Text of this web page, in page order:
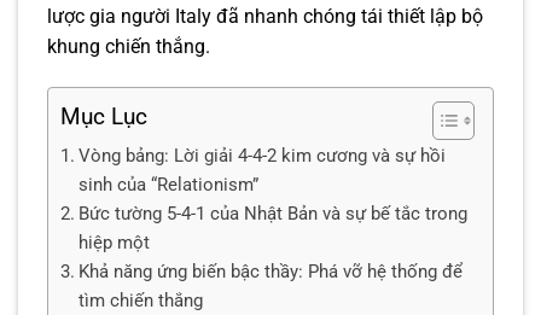
lược gia người Italy đã nhanh chóng tái thiết lập bộ
khung chiến thắng.
Mục Lục
Vòng bảng: Lời giải 4-4-2 kim cương và sự hồi
sinh của “Relationism”
Bức tường 5-4-1 của Nhật Bản và sự bế tắc trong
hiệp một
Khả năng ứng biến bậc thầy: Phá vỡ hệ thống để
tìm chiến thắng